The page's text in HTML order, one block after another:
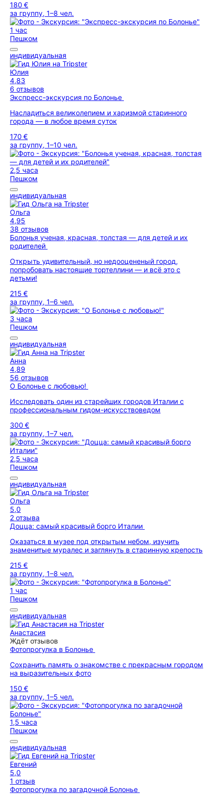
180 €
за группу, 1–8 чел.
1 час
Пешком
индивидуальная
Юлия
4,83
6 отзывов
Экспресс-экскурсия по Болонье
Насладиться великолепием и харизмой старинного
города — в любое время суток
170 €
за группу, 1–10 чел.
2,5 часа
Пешком
индивидуальная
Ольга
4,95
38 отзывов
Болонья ученая, красная, толстая — для детей и их
родителей
Открыть удивительный, но недооцененый город,
попробовать настоящие тортеллини — и всё это с
детьми!
215 €
за группу, 1–6 чел.
3 часа
Пешком
индивидуальная
Анна
4,89
56 отзывов
О Болонье с любовью!
Исследовать один из старейших городов Италии с
профессиональным гидом-искусствоведом
300 €
за группу, 1–7 чел.
2,5 часа
Пешком
индивидуальная
Ольга
5,0
2 отзыва
Доцца: самый красивый борго Италии
Оказаться в музее под открытым небом, изучить
знаменитые муралес и заглянуть в старинную крепость
215 €
за группу, 1–8 чел.
1 час
Пешком
индивидуальная
Анастасия
Ждёт отзывов
Фотопрогулка в Болонье
Сохранить память о знакомстве с прекрасным городом
на выразительных фото
150 €
за группу, 1–5 чел.
1,5 часа
Пешком
индивидуальная
Евгений
5,0
1 отзыв
Фотопрогулка по загадочной Болонье